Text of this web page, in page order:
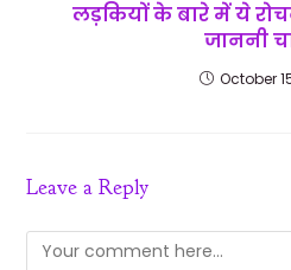
लड़कियों के बारे में ये
जाननी
October
Leave a Reply